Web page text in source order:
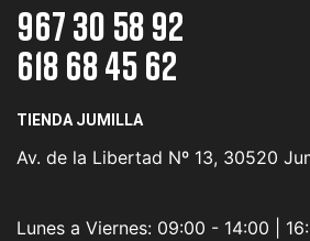
967 30 58 92
618 68 45 62
TIENDA JUMILLA
Av. de la Libertad Nº 13, 30520
Lunes a Viernes: 09:00 - 14:00 |